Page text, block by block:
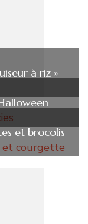
à riz »
et brocolis